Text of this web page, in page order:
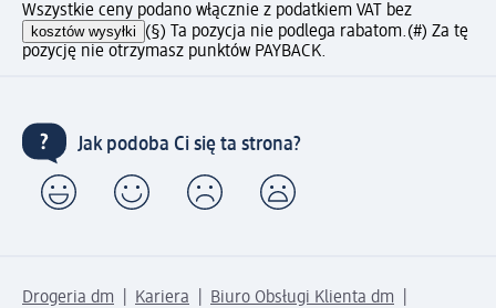
Wszystkie ceny podano włącznie z podatkiem VAT bez
kosztów wysyłki (§) Ta pozycja nie podlega rabatom.(#) Za tę
pozycję nie otrzymasz punktów PAYBACK.
Jak podoba Ci się ta strona?
Drogeria dm Kariera
Biuro Obsługi Klienta dm